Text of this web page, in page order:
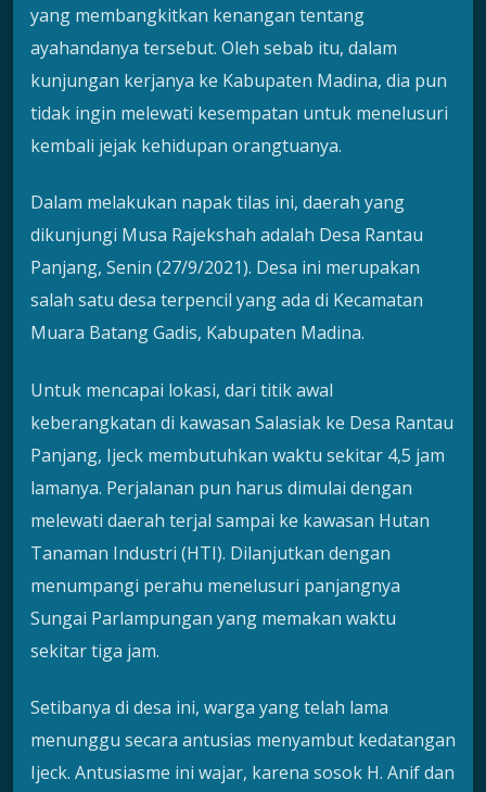
yang membangkitkan kenangan tentang
ayahandanya tersebut. Oleh sebab itu, dalam
kunjungan kerjanya ke Kabupaten Madina, dia pun
tidak ingin melewati kesempatan untuk menelusuri
kembali jejak kehidupan orangtuanya.
Dalam melakukan napak tilas ini, daerah yang
dikunjungi Musa Rajekshah adalah Desa Rantau
Panjang, Senin (27/9/2021). Desa ini merupakan
salah satu desa terpencil yang ada di Kecamatan
Muara Batang Gadis, Kabupaten Madina.
Untuk mencapai lokasi, dari titik awal
keberangkatan di kawasan Salasiak ke Desa Rantau
Panjang, Ijeck membutuhkan waktu sekitar 4,5 jam
lamanya. Perjalanan pun harus dimulai dengan
melewati daerah terjal sampai ke kawasan Hutan
Tanaman Industri (HTI). Dilanjutkan dengan
menumpangi perahu menelusuri panjangnya
Sungai Parlampungan yang memakan waktu
sekitar tiga jam.
Setibanya di desa ini, warga yang telah lama
menunggu secara antusias menyambut kedatangan
Ijeck. Antusiasme ini wajar, karena sosok H. Anif dan